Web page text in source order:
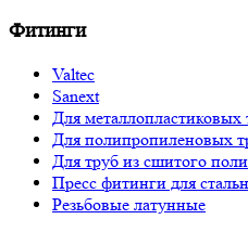
Фитинги
Valtec
Sanext
Для металлопластиковых
Для полипропиленовых
Для труб из сшитого
Пресс фитинги для
Резьбовые латунные